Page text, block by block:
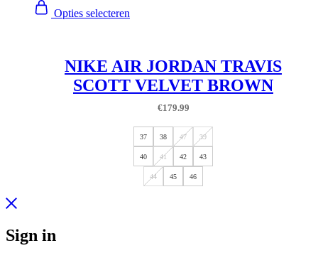
Opties selecteren
NIKE AIR JORDAN TRAVIS
SCOTT VELVET BROWN
€179.99
37 38 47 39
40 41 42 43
44 45 46
Sign in